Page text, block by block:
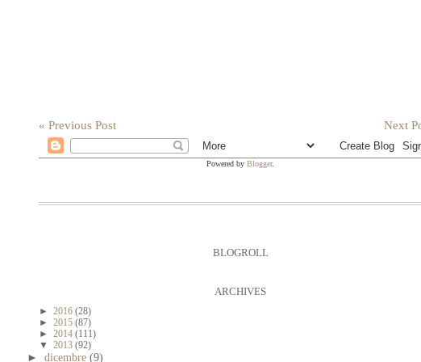
Next
« Previous Post
Powered by Blogger.
BLOGROLL
ARCHIVES
► 2016 (28)
► 2015 (87)
► 2014 (111)
▼ 2013 (92)
► dicembre (9)